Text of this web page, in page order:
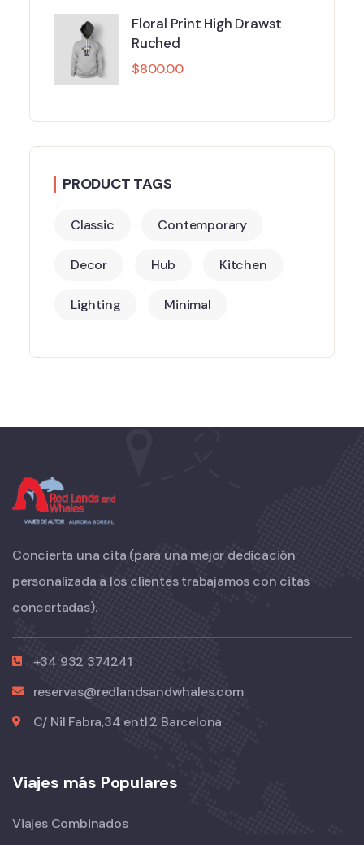
Floral Print High Drawst
Ruched
$800.00
PRODUCT TAGS
Classic Contemporary
Decor Hub Kitchen
Lighting Minimal
Concierta una cita (para una mejor dedicación
personalizada a los clientes trabajamos con citas
concertadas).
+34 932 374241
reservas@redlandsandwhales.com
C/ Nil Fabra,34 entl.2 Barcelona
Viajes más Populares
Viajes Combinados